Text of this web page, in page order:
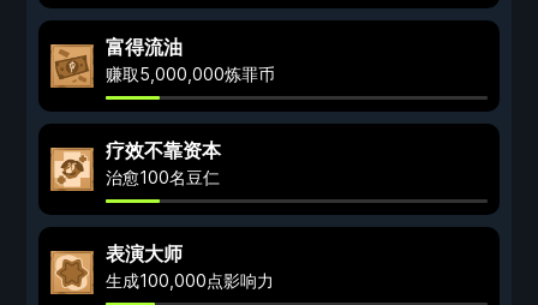
富得流油
赚取5,000,000炼罪币
疗效不靠资本
治愈100名豆仁
表演大师
生成100,000点影响力